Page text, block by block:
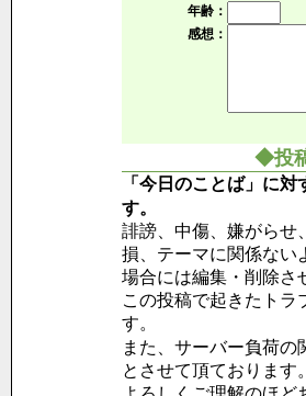
年齢：
感想：
◆投
「今日のことば」に
す。
誹謗、中傷、嫌がらせ
損、テーマに関係ない
場合には編集・削除さ
この投稿で起きたトラ
す。
また、サーバー負荷の
とさせて頂ております。